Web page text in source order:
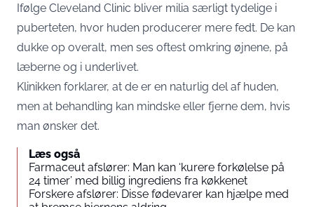
Ifølge Cleveland Clinic bliver milia særligt tydelige i
puberteten, hvor huden producerer mere fedt. De kan
dukke op overalt, men ses oftest omkring øjnene, på
læberne og i underlivet.
Klinikken forklarer, at de er en naturlig del af huden,
men at behandling kan mindske eller fjerne dem, hvis
man ønsker det.
Læs også
Farmaceut afslører: Man kan ‘kurere forkølelse på
24 timer’ med billig ingrediens fra køkkenet
Forskere afslører: Disse fødevarer kan hjælpe med